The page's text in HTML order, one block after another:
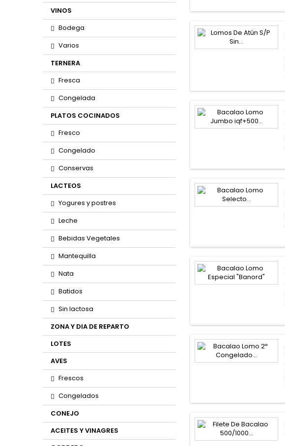
VINOS
Bodega
Varios
TERNERA
Fresca
Congelada
PLATOS COCINADOS
Fresco
Congelado
Conservas
LACTEOS
Yogures y postres
Leche
Bebidas Vegetales
Mantequilla
Nata
Batidos
Sin lactosa
ZONA Y DIA DE REPARTO
LOTES
AVES
Frescos
Congelados
CONEJO
ACEITES Y VINAGRES